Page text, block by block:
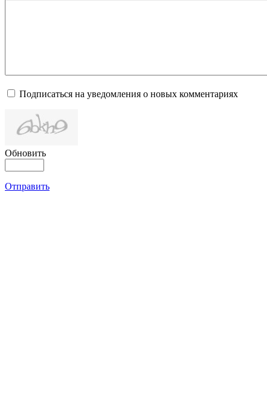
Подписаться на уведомления о новых комментариях
Обновить
Отправить